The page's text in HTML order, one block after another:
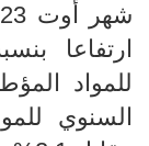
شهر أوت 2023
ارتفاعا
للمواد